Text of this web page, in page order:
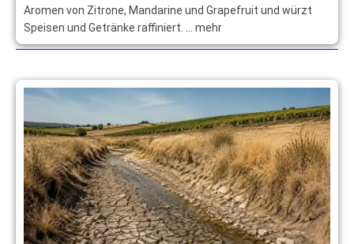
Aromen von Zitrone, Mandarine und Grapefruit und würzt
Speisen und Getränke raffiniert. … mehr